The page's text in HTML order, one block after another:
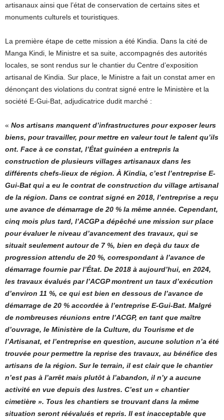
artisanaux ainsi que l’état de conservation de certains sites et
monuments culturels et touristiques.
La première étape de cette mission a été Kindia. Dans la cité de
Manga Kindi, le Ministre et sa suite, accompagnés des autorités
locales, se sont rendus sur le chantier du Centre d’exposition
artisanal de Kindia. Sur place, le Ministre a fait un constat amer en
dénonçant des violations du contrat signé entre le Ministère et la
société E-Gui-Bat, adjudicatrice dudit marché :
« Nos artisans manquent d’infrastructures pour exposer leurs
biens, pour travailler, pour mettre en valeur tout le talent qu’ils
ont. Face à ce constat, l’État guinéen a entrepris la
construction de plusieurs villages artisanaux dans les
différents chefs-lieux de région. À Kindia, c’est l’entreprise E-
Gui-Bat qui a eu le contrat de construction du village artisanal
de la région. Dans ce contrat signé en 2018, l’entreprise a reçu
une avance de démarrage de 20 % la même année. Cependant,
cinq mois plus tard, l’ACGP a dépêché une mission sur place
pour évaluer le niveau d’avancement des travaux, qui se
situait seulement autour de 7 %, bien en deçà du taux de
progression attendu de 20 %, correspondant à l’avance de
démarrage fournie par l’État. De 2018 à aujourd’hui, en 2024,
les travaux évalués par l’ACGP montrent un taux d’exécution
d’environ 11 %, ce qui est bien en dessous de l’avance de
démarrage de 20 % accordée à l’entreprise E-Gui-Bat. Malgré
de nombreuses réunions entre l’ACGP, en tant que maître
d’ouvrage, le Ministère de la Culture, du Tourisme et de
l’Artisanat, et l’entreprise en question, aucune solution n’a été
trouvée pour permettre la reprise des travaux, au bénéfice des
artisans de la région. Sur le terrain, il est clair que le chantier
n’est pas à l’arrêt mais plutôt à l’abandon, il n’y a aucune
activité en vue depuis des lustres. C’est un « chantier
cimetière ». Tous les chantiers se trouvant dans la même
situation seront réévalués et repris. Il est inacceptable que